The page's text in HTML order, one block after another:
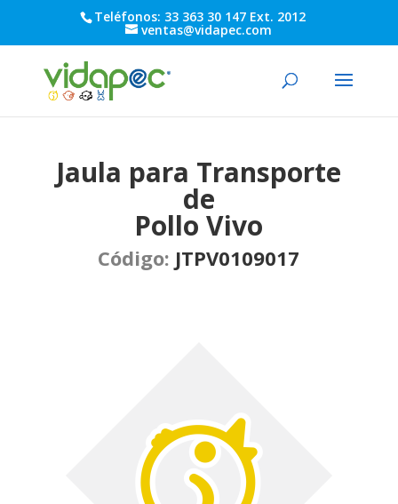
Teléfonos: 33 363 30 147 Ext. 2012
ventas@vidapec.com
Jaula para Transporte
de
Pollo Vivo
Código: JTPV0109017